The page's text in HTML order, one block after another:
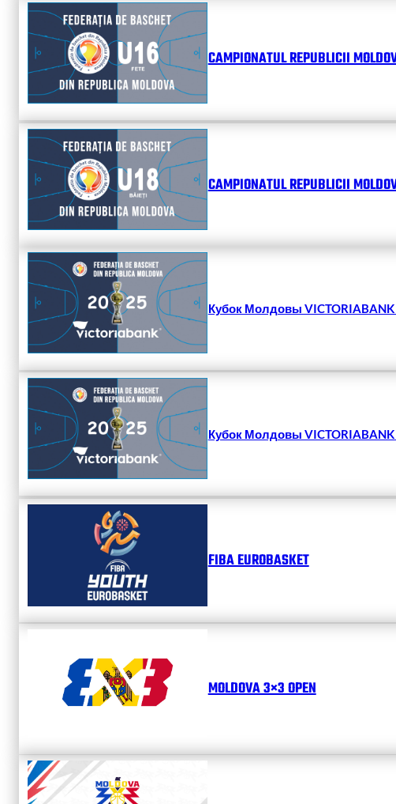
CAMPIONATUL REPUBLICII
CAMPIONATUL REPUBLICII
Кубок Молдовы VICTORIABANK
Кубок Молдовы
FIBA EUROBASKET
MOLDOVA 3×3 OPEN